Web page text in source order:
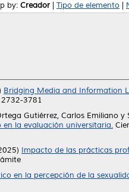
by: Creador Tipo de elemento
Bridging Media and Information
3781
Gutiérrez, Carlos Emiliano y
la evaluación universitaria.
Impacto de las prácticas
en la percepción de la